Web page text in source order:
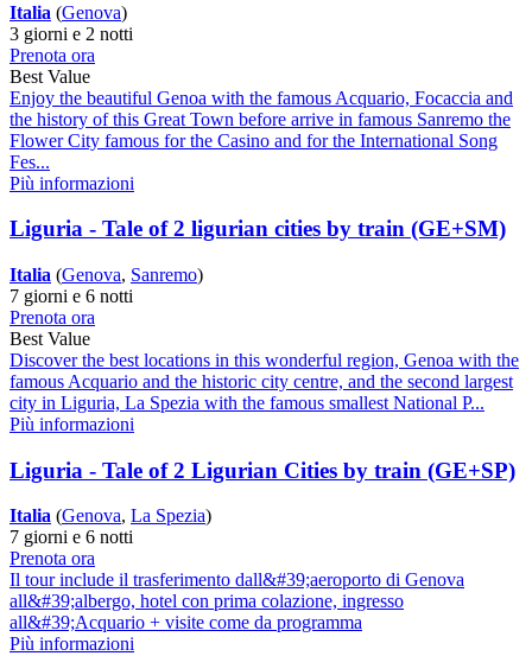
Italia (Genova)
3 giorni e 2 notti
Prenota ora
Best Value
Enjoy the beautiful Genoa with the famous Acquario, Focaccia and
the history of this Great Town before arrive in famous Sanremo the
Flower City famous for the Casino and for the International Song
Fes...
Più informazioni
Liguria - Tale of 2 ligurian cities by train (GE+SM)
Italia (Genova, Sanremo)
7 giorni e 6 notti
Prenota ora
Best Value
Discover the best locations in this wonderful region, Genoa with the
famous Acquario and the historic city centre, and the second largest
city in Liguria, La Spezia with the famous smallest National P...
Più informazioni
Liguria - Tale of 2 Ligurian Cities by train (GE+SP)
Italia (Genova, La Spezia)
7 giorni e 6 notti
Prenota ora
Il tour include il trasferimento dall&#39;aeroporto di Genova
all&#39;albergo, hotel con prima colazione, ingresso
all&#39;Acquario + visite come da programma
Più informazioni